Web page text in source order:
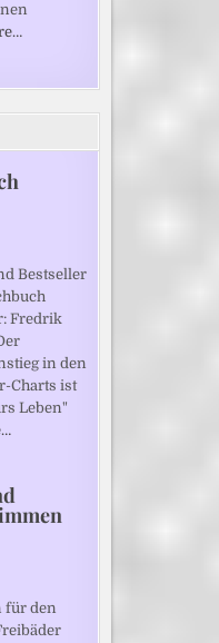
Bestseller
Fredrik
in den
Charts ist
Leben"
für den